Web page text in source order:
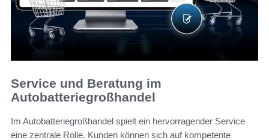
Service und Beratung im
Autobatteriegroßhandel
Im Autobatteriegroßhandel spielt ein hervorragender Service
eine zentrale Rolle. Kunden können sich auf kompetente